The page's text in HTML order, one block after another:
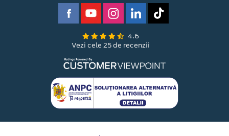
4.6
Vezi cele 25 de recenzii